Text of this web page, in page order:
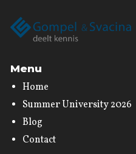
Menu
Home
Summer University 2026
Blog
Contact